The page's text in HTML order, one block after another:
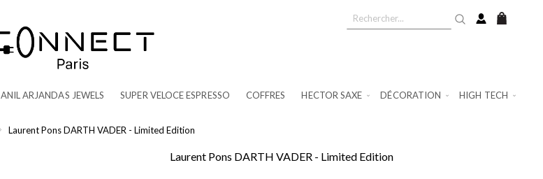
ANIL ARJANDAS JEWELS SUPER VELOCE ESPRESSO COFFRES HECTOR SAXE DÉCORATION HIGH TECH
Laurent Pons DARTH VADER - Limited Edition
Laurent Pons DARTH VADER - Limited Edition